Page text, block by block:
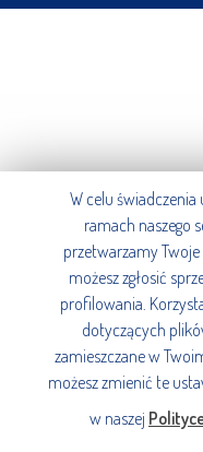
W celu
ramach naszego
przetwarzamy
możesz zgłosić
profilowania.
dotyczących
zamieszczane w
możesz zmienić te
w naszej